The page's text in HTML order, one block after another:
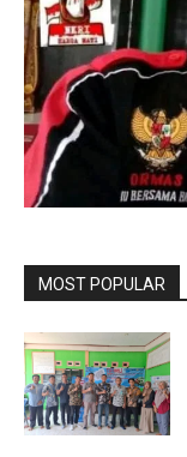
MOST POPULAR